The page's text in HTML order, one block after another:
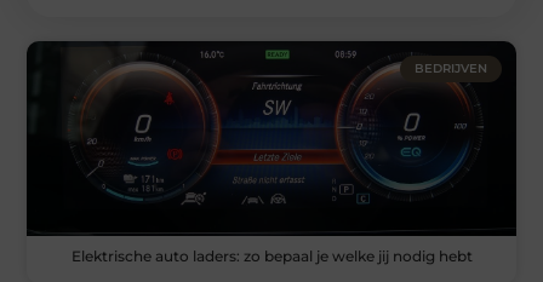
BEDRIJVEN
Elektrische auto laders: zo bepaal je welke jij nodig hebt